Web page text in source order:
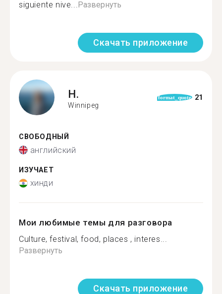
siguiente nive...Развернуть
Скачать приложение
H.
Winnipeg
format_quote 21
СВОБОДНЫЙ
английский
ИЗУЧАЕТ
хинди
Мои любимые темы для разговора
Culture, festival, food, places , interes...
Развернуть
Скачать приложение